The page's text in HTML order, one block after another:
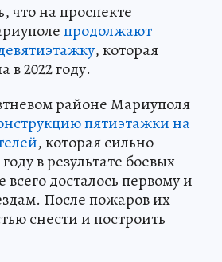
что на проспекте
продолжают
, которая
в 2022 году.
районе Мариуполя
пятиэтажки на
, которая сильно
в результате боевых
досталось первому и
После пожаров их
снести и построить